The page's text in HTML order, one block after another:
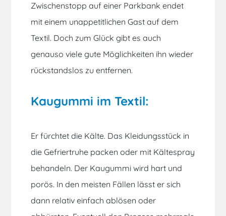
Zwischenstopp auf einer Parkbank endet
mit einem unappetitlichen Gast auf dem
Textil. Doch zum Glück gibt es auch
genauso viele gute Möglichkeiten ihn wieder
rückstandslos zu entfernen.
Kaugummi im Textil:
Er fürchtet die Kälte. Das Kleidungsstück in
die Gefriertruhe packen oder mit Kältespray
behandeln. Der Kaugummi wird hart und
porös. In den meisten Fällen lässt er sich
dann relativ einfach ablösen oder